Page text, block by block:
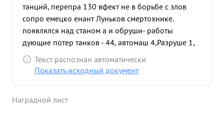
танций, перепра 130 вфект не в борьбе с злов
сопро емецко енант Луньков смертохнике.
появлялся над станом а и обруши- работы
дующие потер танков - 44, автомаш 4,Разруше 1,
жел.до ладает большим заторским алями -18 чело
и летчики большим 1 желанием. не теряется,
ревых задания Командующего 4 нокоман
Текст распознан автоматически
Показать исходный документ
Наградной лист